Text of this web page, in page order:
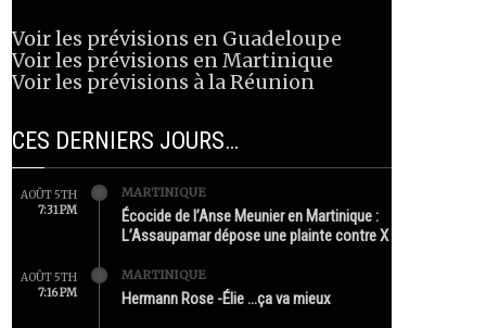
Voir les prévisions en Guadeloupe
Voir les prévisions en Martinique
Voir les prévisions à la Réunion
CES DERNIERS JOURS…
AOÛT 5TH
7:31 PM
MARTINIQUE
Écocide de l’Anse Meunier en Martinique :
L’Assaupamar dépose une plainte contre X
AOÛT 5TH
7:16 PM
MARTINIQUE
Hermann Rose -Élie …ça va mieux